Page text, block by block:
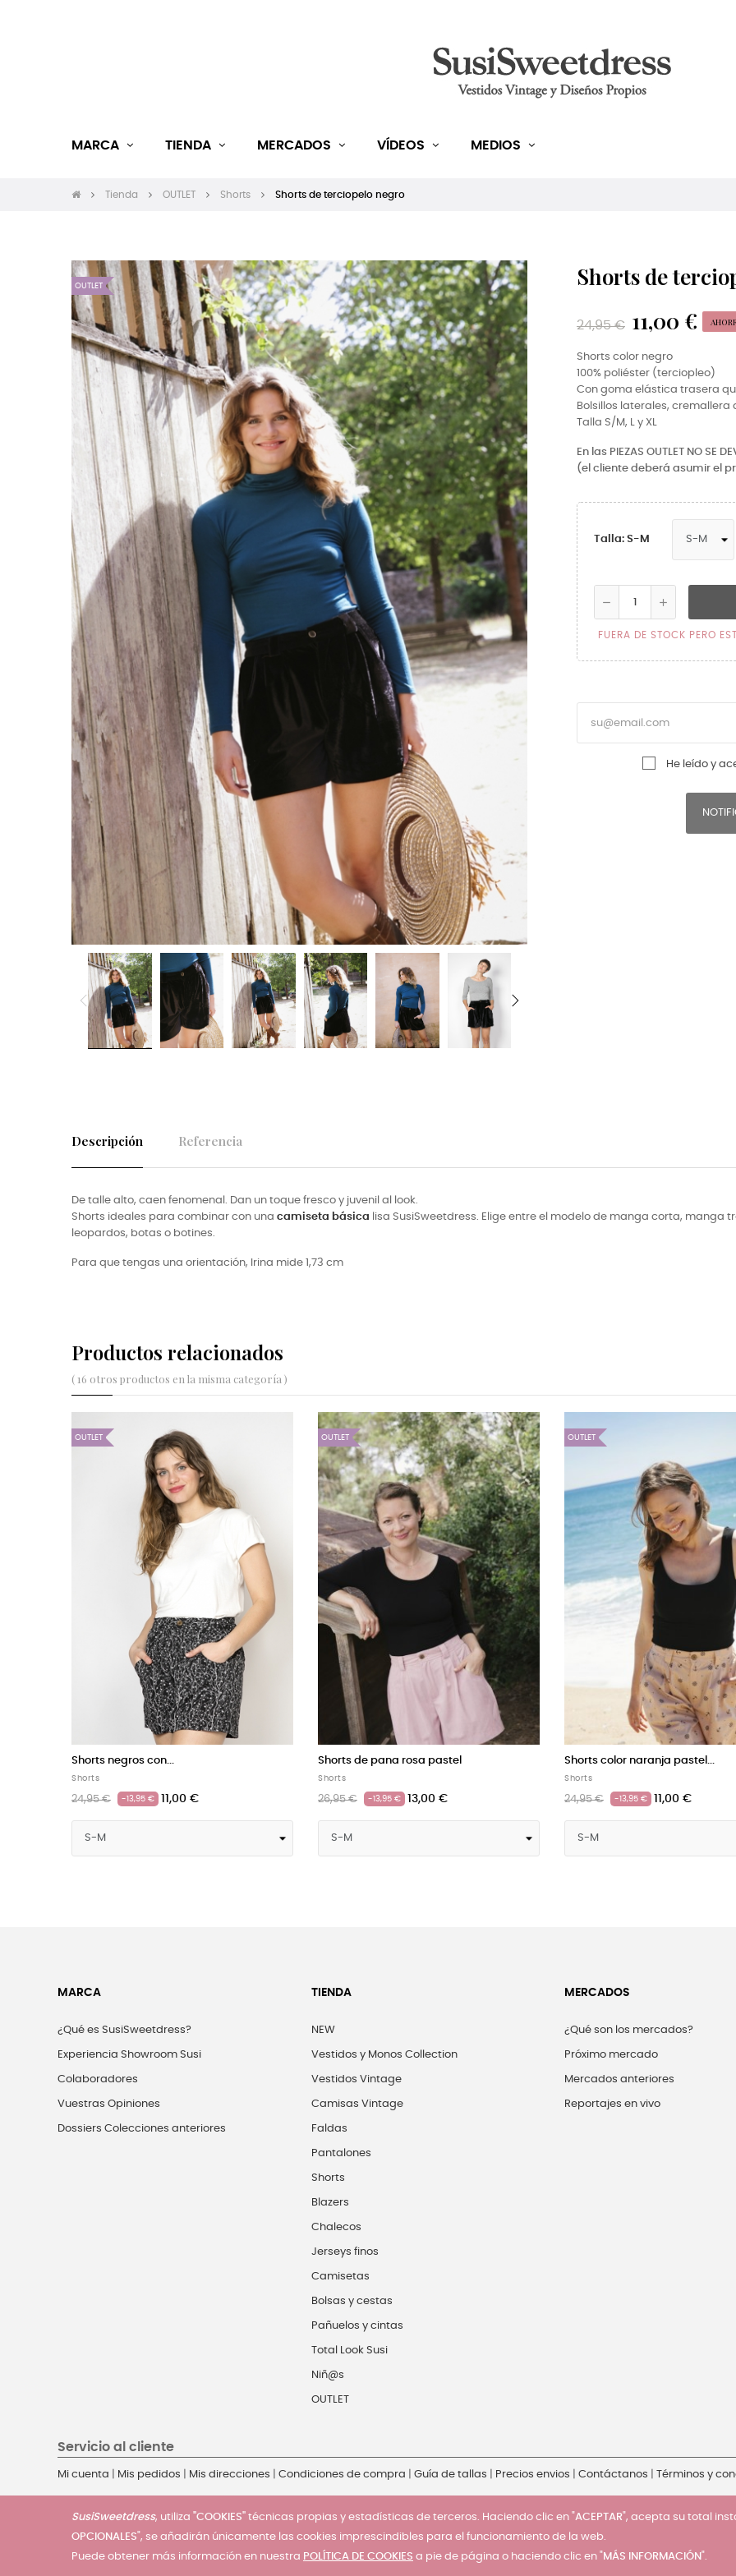
MARCA TIENDA MERCADOS VÍDEOS MEDIOS
Tienda OUTLET Shorts Shorts de terciopelo negro
OUTLET Shorts de
24,95 € 11,00 €
Shorts color negro
100% poliéster (terciopleo)
Con goma elástica trasera
Bolsillos laterales,
Talla S/M, L y XL
En las PIEZAS OUTLET NO SE
(el cliente deberá asumir el
Talla: S-M
FUERA DE STOCK PERO
He leído y
Descripción Referencia
De talle alto, caen fenomenal. Dan un toque fresco y juvenil al look.
Shorts ideales para combinar con una camiseta básica lisa SusiSweetdress. Elige entre el modelo de manga corta,
leopardos, botas o botines.
Para que tengas una orientación, Irina mide 1,73 cm
Productos relacionados
( 16 otros productos en la misma categoría )
OUTLET
Shorts azul mar con margaritas
Shorts
26,95 € -13,95 € 13,00 €
OUTLET
Shorts beis con líneas finas
OUTLET
26,95 € -13,95 € 13,00 €
OUTLET
Shorts de pana beis
Shorts
26,95 € -13,95 € 13,00 €
MARCA
¿Qué es SusiSweetdress?
Experiencia Showroom Susi
Colaboradores
Vuestras Opiniones
Dossiers Colecciones anteriores
TIENDA
NEW
Vestidos y Monos Collection
Vestidos Vintage
Camisas Vintage
Faldas
Pantalones
Shorts
Blazers
Chalecos
Jerseys finos
Camisetas
Bolsas y cestas
Pañuelos y cintas
Total Look Susi
Niñ@s
OUTLET
MERCADOS
¿Qué son los mercados?
Próximo mercado
Mercados anteriores
Reportajes en vivo
Servicio al cliente
Mi cuenta Mis pedidos Mis direcciones Condiciones de compra Guía de tallas Precios envios Contáctanos Términos y
SusiSweetdress, utiliza "COOKIES" técnicas propias y estadísticas de terceros. Haciendo clic en "ACEPTAR", acepta su total
OPCIONALES", se añadirán únicamente las cookies imprescindibles para el funcionamiento de la web.
Puede obtener más información en nuestra POLÍTICA DE COOKIES a pie de página o haciendo clic en "MÁS INFORMACIÓN".